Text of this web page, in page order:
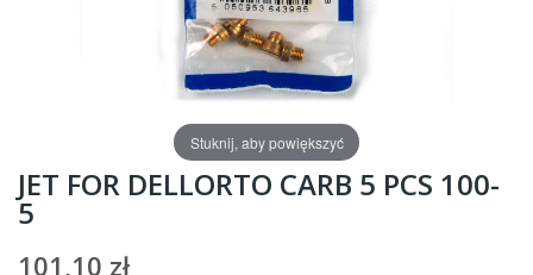
Stuknij, aby powiększyć
JET FOR DELLORTO CARB 5 PCS 100-
5
101,10 zł